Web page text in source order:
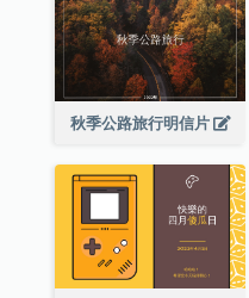
秋季公路旅行明信片